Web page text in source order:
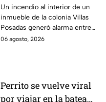
en la colonia Villas
Posadas, en Puebla,
HOY jueves
Un incendio al interior de un
inmueble de la colonia Villas
Posadas generó alarma entre
vecinos y mantiene
06 agosto, 2026
Perrito se vuelve viral
por viajar en la batea